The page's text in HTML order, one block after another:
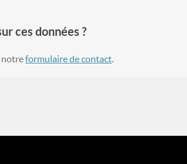
ces données ?
notreformulaire de contact.